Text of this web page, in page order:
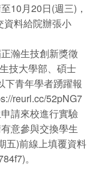
10月20日(週三)，
資料給院辦張小
瀚生技創新獎徵
技大學部、碩士
下青年學者踴躍報
reurl.cc/52pNG7
請來校進行實驗
意參與交換學生
五)前線上填覆資料
)。